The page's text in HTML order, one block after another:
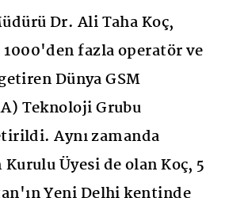
Dr. Ali Taha Koç,
fazla operatör ve
Dünya GSM
Teknoloji Grubu
Aynı zamanda
Üyesi de olan Koç, 5